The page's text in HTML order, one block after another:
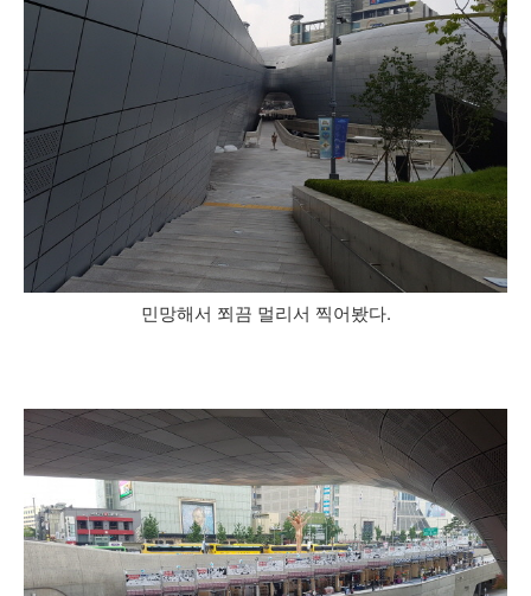
민망해서 쬐끔 멀리서 찍어봤다.